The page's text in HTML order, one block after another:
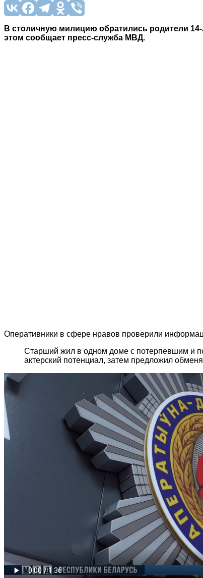
В столичную милицию обратились родители
этом сообщает пресс-служба МВД.
Оперативники в сфере нравов проверили
Старший жил в одном доме с потерпевшим и
актерский потенциал, затем предложил